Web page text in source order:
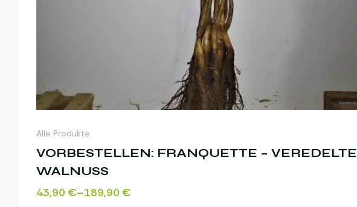
Alle Produkte
VORBESTELLEN: FRANQUETTE – VEREDELTE
WALNUSS
43,90 €–189,90 €